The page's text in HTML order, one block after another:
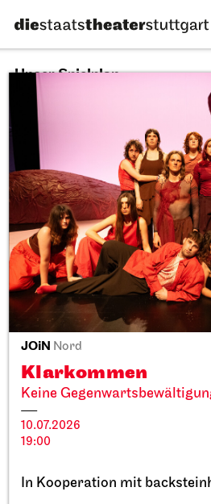
JOiN Nord
Klarkommen
Keine
10.07.2026
19:00
In Kooperation mit
Unser Spielplan
07.08.2026
Alle Spielstätten
So, 20.09.2026
Staatstheater Stuttgart